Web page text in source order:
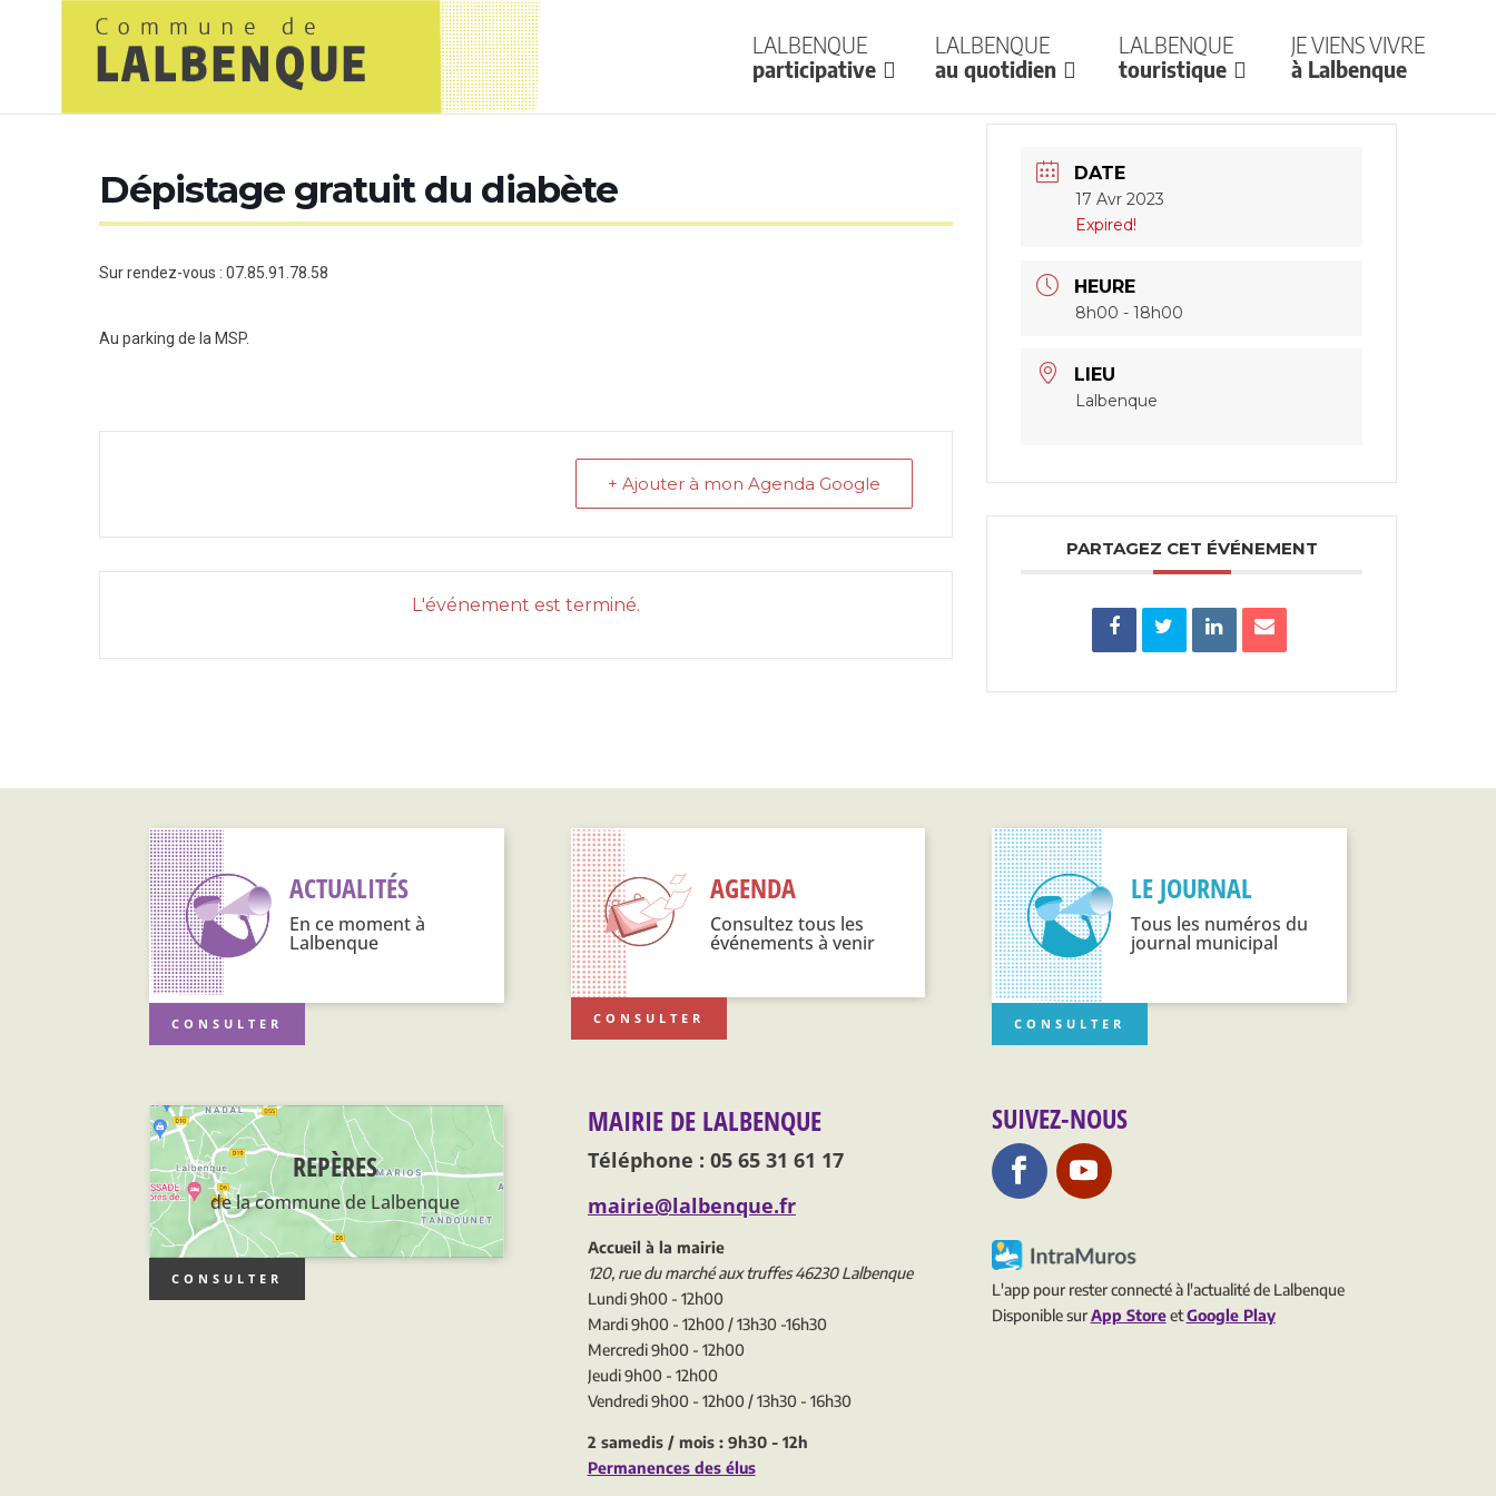
Lalbenque
participative
Lalbenque
au quotidien
Lalbenque
touristique
Je viens vivre
à Lalbenque
Dépistage gratuit du diabète
Sur rendez-vous : 07.85.91.78.58
Au parking de la MSP.
+ Ajouter à mon Agenda Google
L'événement est terminé.
DATE
17 Avr 2023
Expired!
HEURE
8h00 - 18h00
LIEU
Lalbenque
PARTAGEZ CET ÉVÉNEMENT
ACTUALITÉS
En ce moment à
Lalbenque
CONSULTER
AGENDA
Consultez tous les
événements à venir
CONSULTER
LE JOURNAL
Tous les numéros du
journal municipal
CONSULTER
REPÈRES
de la commune de Lalbenque
CONSULTER
MAIRIE DE LALBENQUE
Téléphone : 05 65 31 61 17
mairie@lalbenque.fr
Accueil à la mairie
120, rue du marché aux truffes 46230 Lalbenque
Lundi 9h00 - 12h00
Mardi 9h00 - 12h00 / 13h30 -16h30
Mercredi 9h00 - 12h00
Jeudi 9h00 - 12h00
Vendredi 9h00 - 12h00 / 13h30 - 16h30
2 samedis / mois : 9h30 - 12h
Permanences des élus
SUIVEZ-NOUS
L'app pour rester connecté à l'actualité de Lalbenque
Disponible surApp StoreetGoogle Play